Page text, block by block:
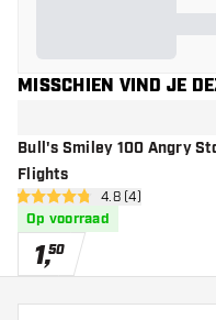
MISSCHIEN VIND JE
Bull's Smiley 100 Angry
Flights
open reviews
4.8 score sterren4.8 (4)
Op voorraad
1,50